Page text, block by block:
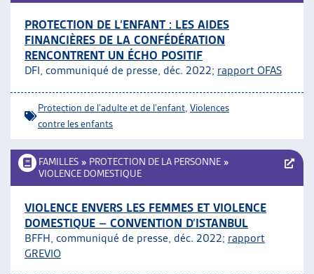
PROTECTION DE L’ENFANT : LES AIDES
FINANCIÈRES DE LA CONFÉDÉRATION
RENCONTRENT UN ÉCHO POSITIF
DFI, communiqué de presse, déc. 2022; rapport OFAS
Protection de l'adulte et de l'enfant Violences
contre les enfants
FAMILLES » PROTECTION DE LA PERSONNE »
VIOLENCE DOMESTIQUE
VIOLENCE ENVERS LES FEMMES ET VIOLENCE
DOMESTIQUE – CONVENTION D’ISTANBUL
BFFH, communiqué de presse, déc. 2022; rapport
GREVIO